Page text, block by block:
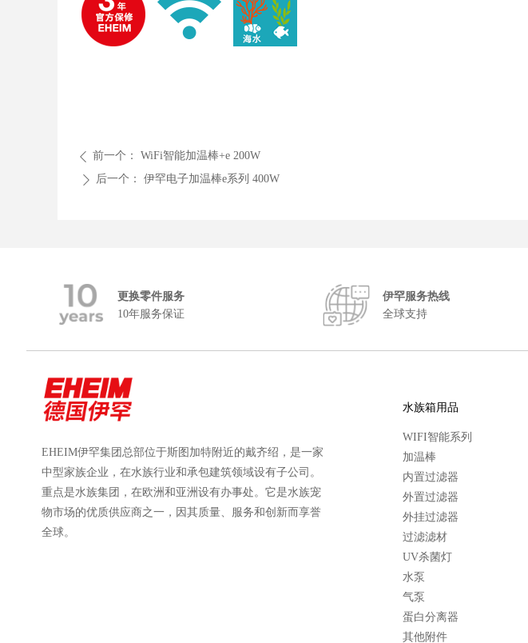
ꄴ 前一个： WiFi智能加温棒+e 200W
ꄲ 后一个： 伊罕电子加温棒e系列 400W
更换零件服务
10年服务保证
伊罕服务热线
全球支持
EHEIM伊罕集团总部位于斯图加特附近的戴齐绍，是一家
中型家族企业，在水族行业和承包建筑领域设有子公司。
重点是水族集团，在欧洲和亚洲设有办事处。它是水族宠
物市场的优质供应商之一，因其质量、服务和创新而享誉
全球。
水族箱用品
WIFI智能系列
加温棒
内置过滤器
外置过滤器
外挂过滤器
过滤滤材
UV杀菌灯
水泵
气泵
蛋白分离器
其他附件